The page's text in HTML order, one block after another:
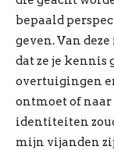
bepaald
geven. Van
dat ze je kennis
overtuigingen
ontmoet of naar
identiteiten
mijn vijanden